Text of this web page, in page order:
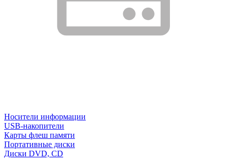
Носители информации
USB-накопители
Карты флеш памяти
Портативные диски
Диски DVD, CD